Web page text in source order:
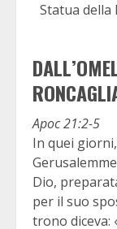
Statua
Apoc 21:2-5
In quei
Dio,
per il suo
trono diceva: